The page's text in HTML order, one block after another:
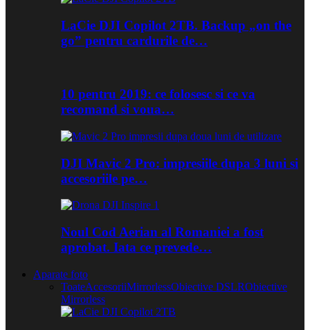
LaCie DJI Copilot 2TB. Backup „on the
go” pentru cardurile de…
10 pentru 2019: ce folosesc si ce va
recomand si voua…
DJI Mavic 2 Pro: impresiile dupa 3 luni si
accesoriile pe…
Noul Cod Aerian al Romaniei a fost
aprobat. Iata ce prevede…
Aparate foto
ToateAccesoriiMirrorlessObiective DSLRObiective
Mirrorless